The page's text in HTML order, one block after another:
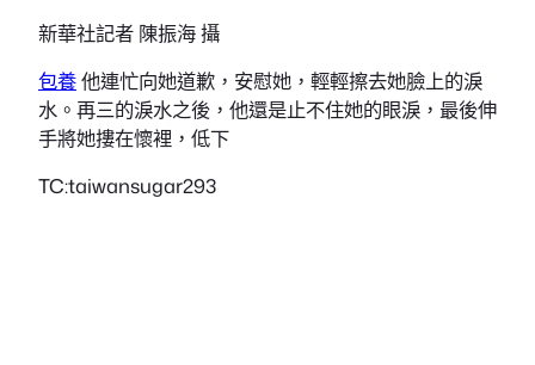
新華社記者 陳振海 攝
包養他連忙向她道歉，安慰她，輕輕擦去她臉上的淚
水。再三的淚水之後，他還是止不住她的眼淚，最後伸
手將她摟在懷裡，低下
TC:taiwansugar293